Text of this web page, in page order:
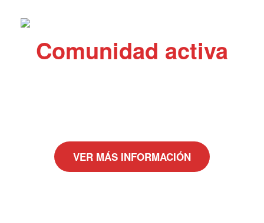
Comunidad activa
VER MÁS INFORMACIÓN